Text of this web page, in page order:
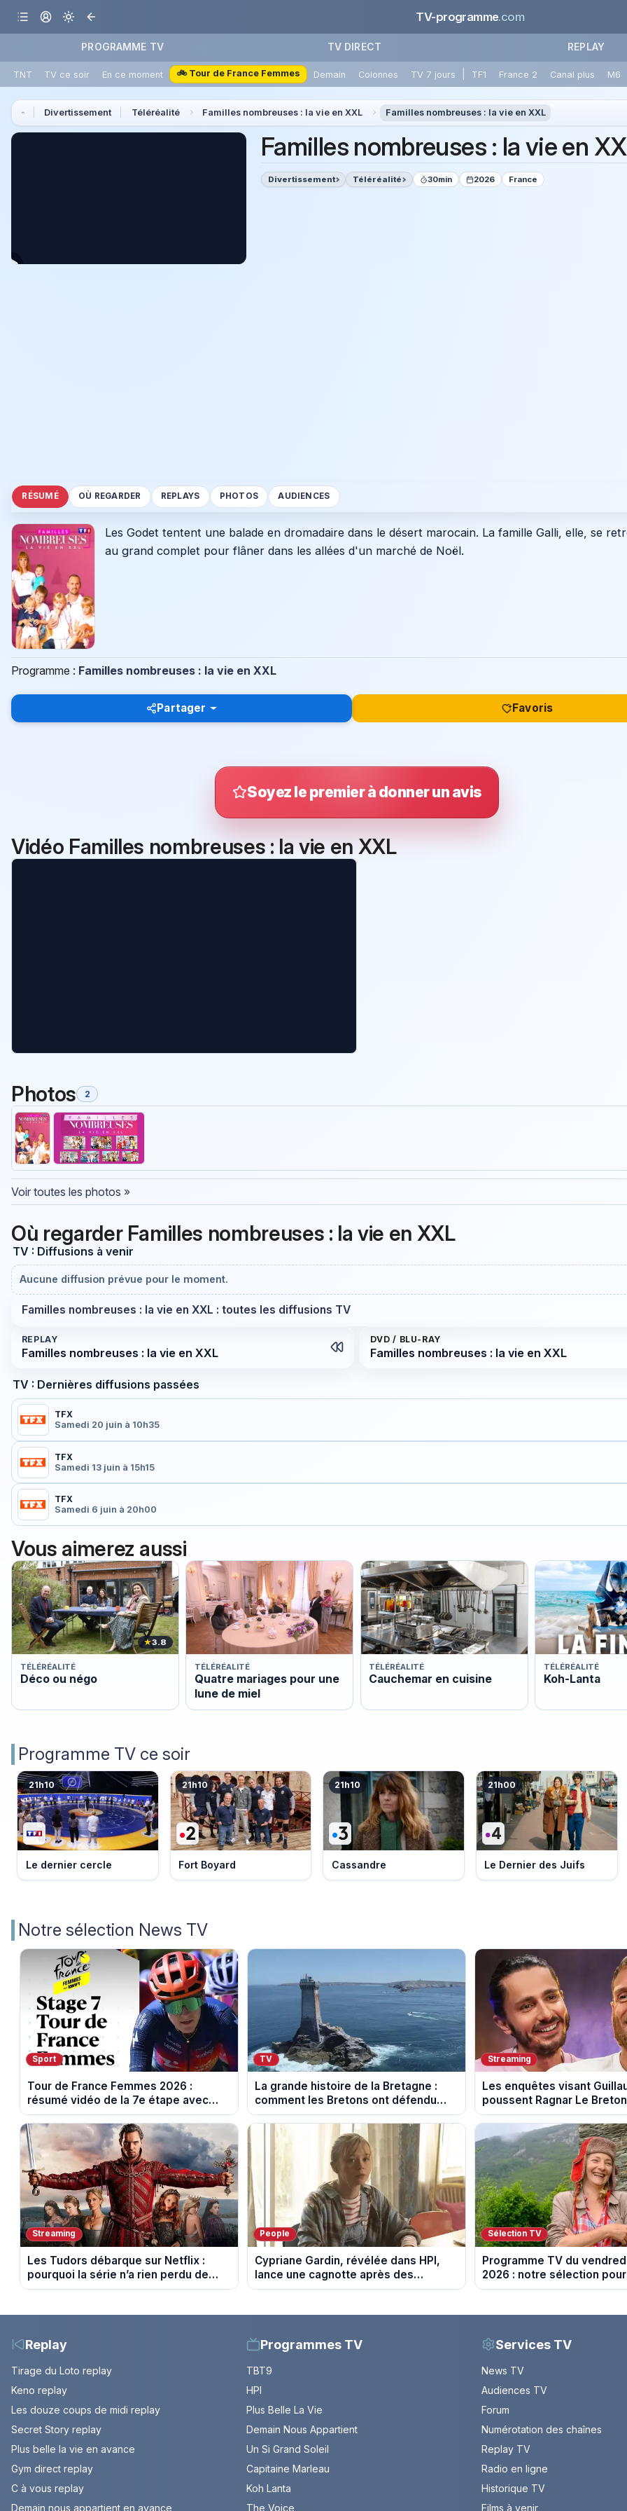
TV-programme.com
PROGRAMME TV TV DIRECT REPLAY
TNT TV ce soir En ce moment 🚲 Tour de France Femmes Demain Colonnes TV 7 jours TF1 France 2 Canal plus M6
Divertissement Téléréalité Familles nombreuses : la vie en XXL Familles nombreuses : la vie en XXL
Familles nombreuses : la vie en
Divertissement Téléréalité 30min 2026 France
RÉSUMÉ OÙ REGARDER REPLAYS PHOTOS AUDIENCES
Les Godet tentent une balade en dromadaire dans le désert marocain. La famille Galli, elle, se
au grand complet pour flâner dans les allées d'un marché de Noël.
Programme : Familles nombreuses : la vie en XXL
Partager Favoris
Soyez le premier à donner un avis
Vidéo Familles nombreuses : la vie en XXL
Photos 2
Voir toutes les photos »
Où regarder Familles nombreuses : la vie en XXL
TV : Diffusions à venir
Aucune diffusion prévue pour le moment.
Familles nombreuses : la vie en XXL : toutes les diffusions TV
REPLAY
Familles nombreuses : la vie en XXL
DVD / BLU-RAY
Familles nombreuses : la vie en XXL
TV : Dernières diffusions passées
TFX
Samedi 20 juin à 10h35
TFX
Samedi 13 juin à 15h15
TFX
Samedi 6 juin à 20h00
Vous aimerez aussi
★3.8
TÉLÉRÉALITÉ
Déco ou négo
TÉLÉRÉALITÉ
Quatre mariages pour une
lune de miel
TÉLÉRÉALITÉ
Cauchemar en cuisine
TÉLÉRÉALITÉ
Koh-Lanta
Programme TV ce soir
21h10
Le dernier cercle
21h10
Fort Boyard
21h10
Cassandre
21h00
Le Dernier des Juifs
Notre sélection News TV
Sport
Tour de France Femmes 2026 :
résumé vidéo de la 7e étape avec
l'ascension du Mont Ventoux
TV
La grande histoire de la Bretagne :
comment les Bretons ont défendu
leur culture au fil des décennies
Streaming
Les enquêtes visant
poussent Ragnar Le
la tournée Legend
Streaming
Les Tudors débarque sur Netflix :
pourquoi la série n’a rien perdu de
son pouvoir
People
Cypriane Gardin, révélée dans HPI,
lance une cagnotte après des
difficultés financières
Sélection TV
Programme TV du
2026 : notre sélection
soirée télé
Replay
Tirage du Loto replay
Keno replay
Les douze coups de midi replay
Secret Story replay
Plus belle la vie en avance
Gym direct replay
C à vous replay
Demain nous appartient en avance
Programmes TV
TBT9
HPI
Plus Belle La Vie
Demain Nous Appartient
Un Si Grand Soleil
Capitaine Marleau
Koh Lanta
The Voice
Services TV
News TV
Audiences TV
Forum
Numérotation des chaînes
Replay TV
Radio en ligne
Historique TV
Films à venir